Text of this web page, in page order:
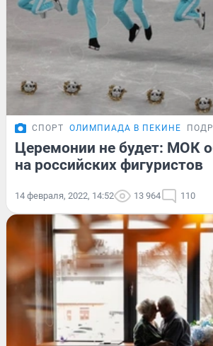
СПОРТ ОЛИМПИАДА В ПЕКИНЕ
Церемонии не будет: МОК
на российских фигуристов
14 февраля, 2022, 14:52 13 964 110